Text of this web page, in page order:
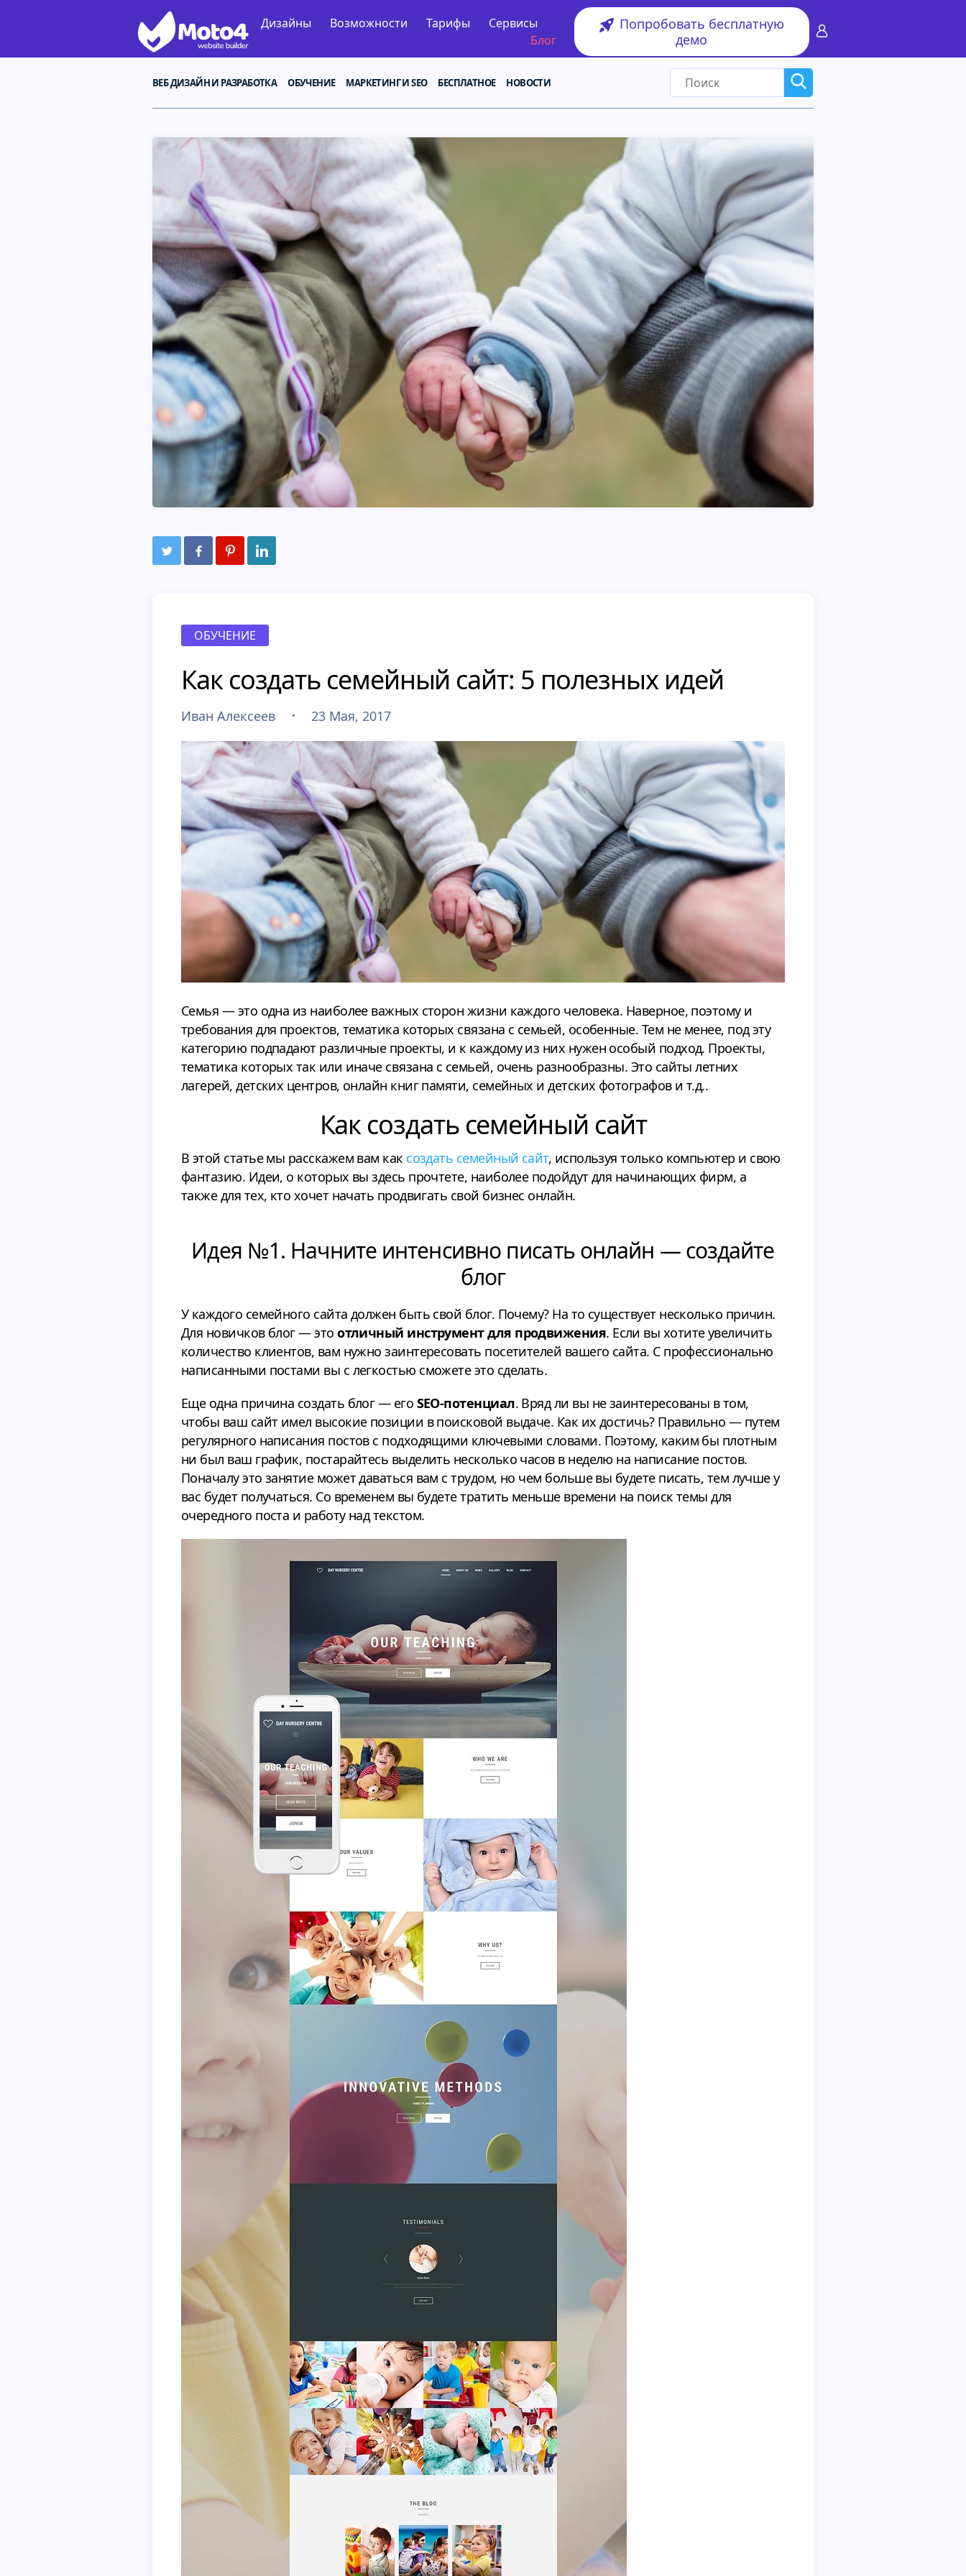
Дизайны Возможности Тарифы
Сервисы
Блог
Попробовать бесплатную
демо
ВЕБ ДИЗАЙН И РАЗРАБОТКА ОБУЧЕНИЕ МАРКЕТИНГ И SEO БЕСПЛАТНОЕ НОВОСТИ
ОБУЧЕНИЕ
Как создать семейный сайт: 5 полезных идей
Иван Алексеев 23 Мая, 2017
Семья — это одна из наиболее важных сторон жизни каждого человека. Наверное, поэтому и
требования для проектов, тематика которых связана с семьей, особенные. Тем не менее, под эту
категорию подпадают различные проекты, и к каждому из них нужен особый подход. Проекты,
тематика которых так или иначе связана с семьей, очень разнообразны. Это сайты летних
лагерей, детских центров, онлайн книг памяти, семейных и детских фотографов и т.д..
Как создать семейный сайт
В этой статье мы расскажем вам как создать семейный сайт, используя только компьютер и свою
фантазию. Идеи, о которых вы здесь прочтете, наиболее подойдут для начинающих фирм, а
также для тех, кто хочет начать продвигать свой бизнес онлайн.
Идея №1. Начните интенсивно писать онлайн — создайте
блог
У каждого семейного сайта должен быть свой блог. Почему? На то существует несколько причин.
Для новичков блог — этоотличный инструмент для продвижения. Если вы хотите увеличить
количество клиентов, вам нужно заинтересовать посетителей вашего сайта. С профессионально
написанными постами вы с легкостью сможете это сделать.
Еще одна причина создать блог — его SEO-потенциал. Вряд ли вы не заинтересованы в том,
чтобы ваш сайт имел высокие позиции в поисковой выдаче. Как их достичь? Правильно — путем
регулярного написания постов с подходящими ключевыми словами. Поэтому, каким бы плотным
ни был ваш график, постарайтесь выделить несколько часов в неделю на написание постов.
Поначалу это занятие может даваться вам с трудом, но чем больше вы будете писать, тем лучше у
вас будет получаться. Со временем вы будете тратить меньше времени на поиск темы для
очередного поста и работу над текстом.